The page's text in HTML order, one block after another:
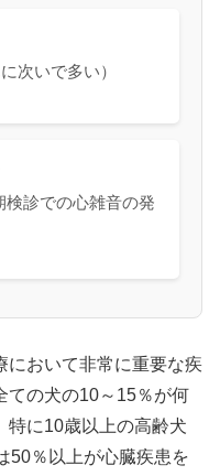
次いで多い）
診での心雑音の発
において非常に重要な疾
ての犬の10～15％が何
特に10歳以上の高齢犬
50％以上が心臓疾患を